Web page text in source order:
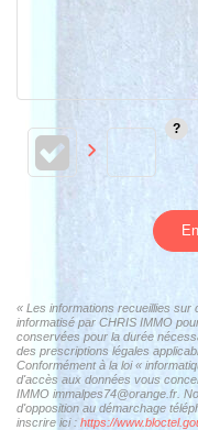
« Les informations recueillies sur
informatisé par CHRIS IMMO
conservées pour la durée
des prescriptions légales
Conformément à la loi «
d'accès aux données vous
IMMO immalpes74@orange.fr.
d'opposition au démarchage
inscrire ici : https://